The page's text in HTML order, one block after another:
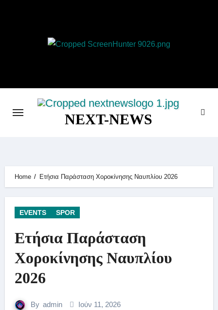
NEXT-NEWS
Home Ετήσια Παράσταση Χοροκίνησης Ναυπλίου 2026
EVENTS SPOR
Ετήσια Παράσταση
Χοροκίνησης Ναυπλίου
2026
By admin Ιούν 11, 2026